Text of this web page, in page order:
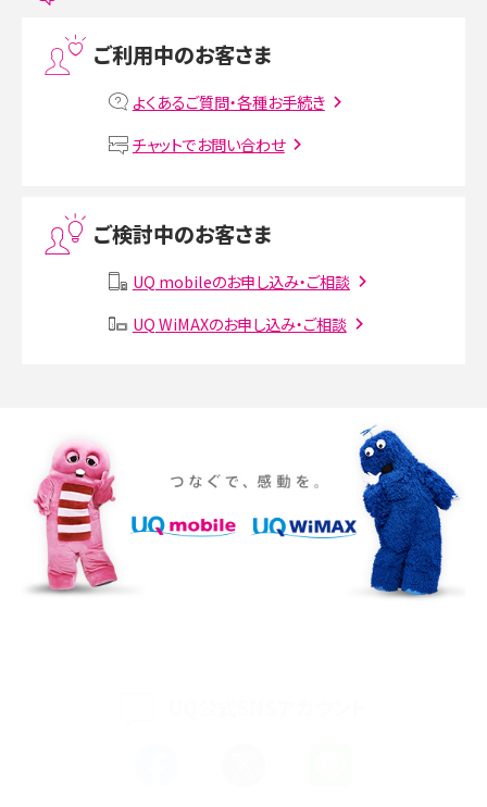
MNOとは？MVNOやMVNEとの違いやメリット・デメリットを解説
VPN接続とは？仕組みや必要性、メリット・デメリット、接続方法を解説
Instagram（インスタグラム）でスクショするとバレる？バレるケースや撮り方も解
SMSとは？料金やできること、注意点や届かない時の対処法を解説
iPhone 16eとiPhone SE（第3世代）の違いは？サイズやスペックを比較して解説
iPhone 16eとiPhone 14を徹底比較！スペック・機能の違いをわかりやすく紹介
iPhone 16シリーズのモデルを比較！価格・サイズ・カメラ性能の違いを徹底解説
iPhone 16とiPhone 15の違いは？カメラ・スペック・機能を徹底比較
ご利用中のお客さま
よくあるご質問・各種お手続き
チャットでお問い合わせ
ご検討中のお客さま
UQ mobileのお申し込み・ご相談
UQ WiMAXのお申し込み・ご相談